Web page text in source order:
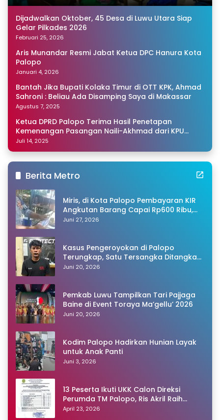
Dijadwalkan Oktober, 45 Desa di Luwu Utara Siap
Gelar Pilkades 2026
Februari 25, 2026
Aris Munandar Resmi Jabat Ketua DPC Hanura Kota
Palopo
Januari 4, 2026
Bantah Jika Bupati Kolaka Timur di OTT KPK, Ahmad
Sahroni : Beliau Ada Disamping Saya di Makassar
Agustus 7, 2025
Ketua DPRD Palopo Terima Hasil Penetapan
Kemenangan Pasangan Naili-Akhmad dari KPU
Sulsel
Juli 14, 2025
Berita Metro
Miris, di Kota Palopo Pembayaran KIR
Angkutan Barang Capai Rp600 Ribu,
Warganet Pertanyakan Dugaan Pungli
Juni 27, 2026
Kasus Pengeroyokan di Palopo
Terungkap, Satu Tersangka Ditangkap
Polisi
Juni 20, 2026
Pemkab Luwu Tampilkan Tari Pajjaga
Baine di Event Toraya Ma’gellu’ 2026
Juni 20, 2026
Kodim Palopo Hadirkan Hunian Layak
untuk Anak Panti
Juni 3, 2026
13 Peserta Ikuti UKK Calon Direksi
Perumda TM Palopo, Ris Akril Raih
Peringkat Pertama
April 23, 2026